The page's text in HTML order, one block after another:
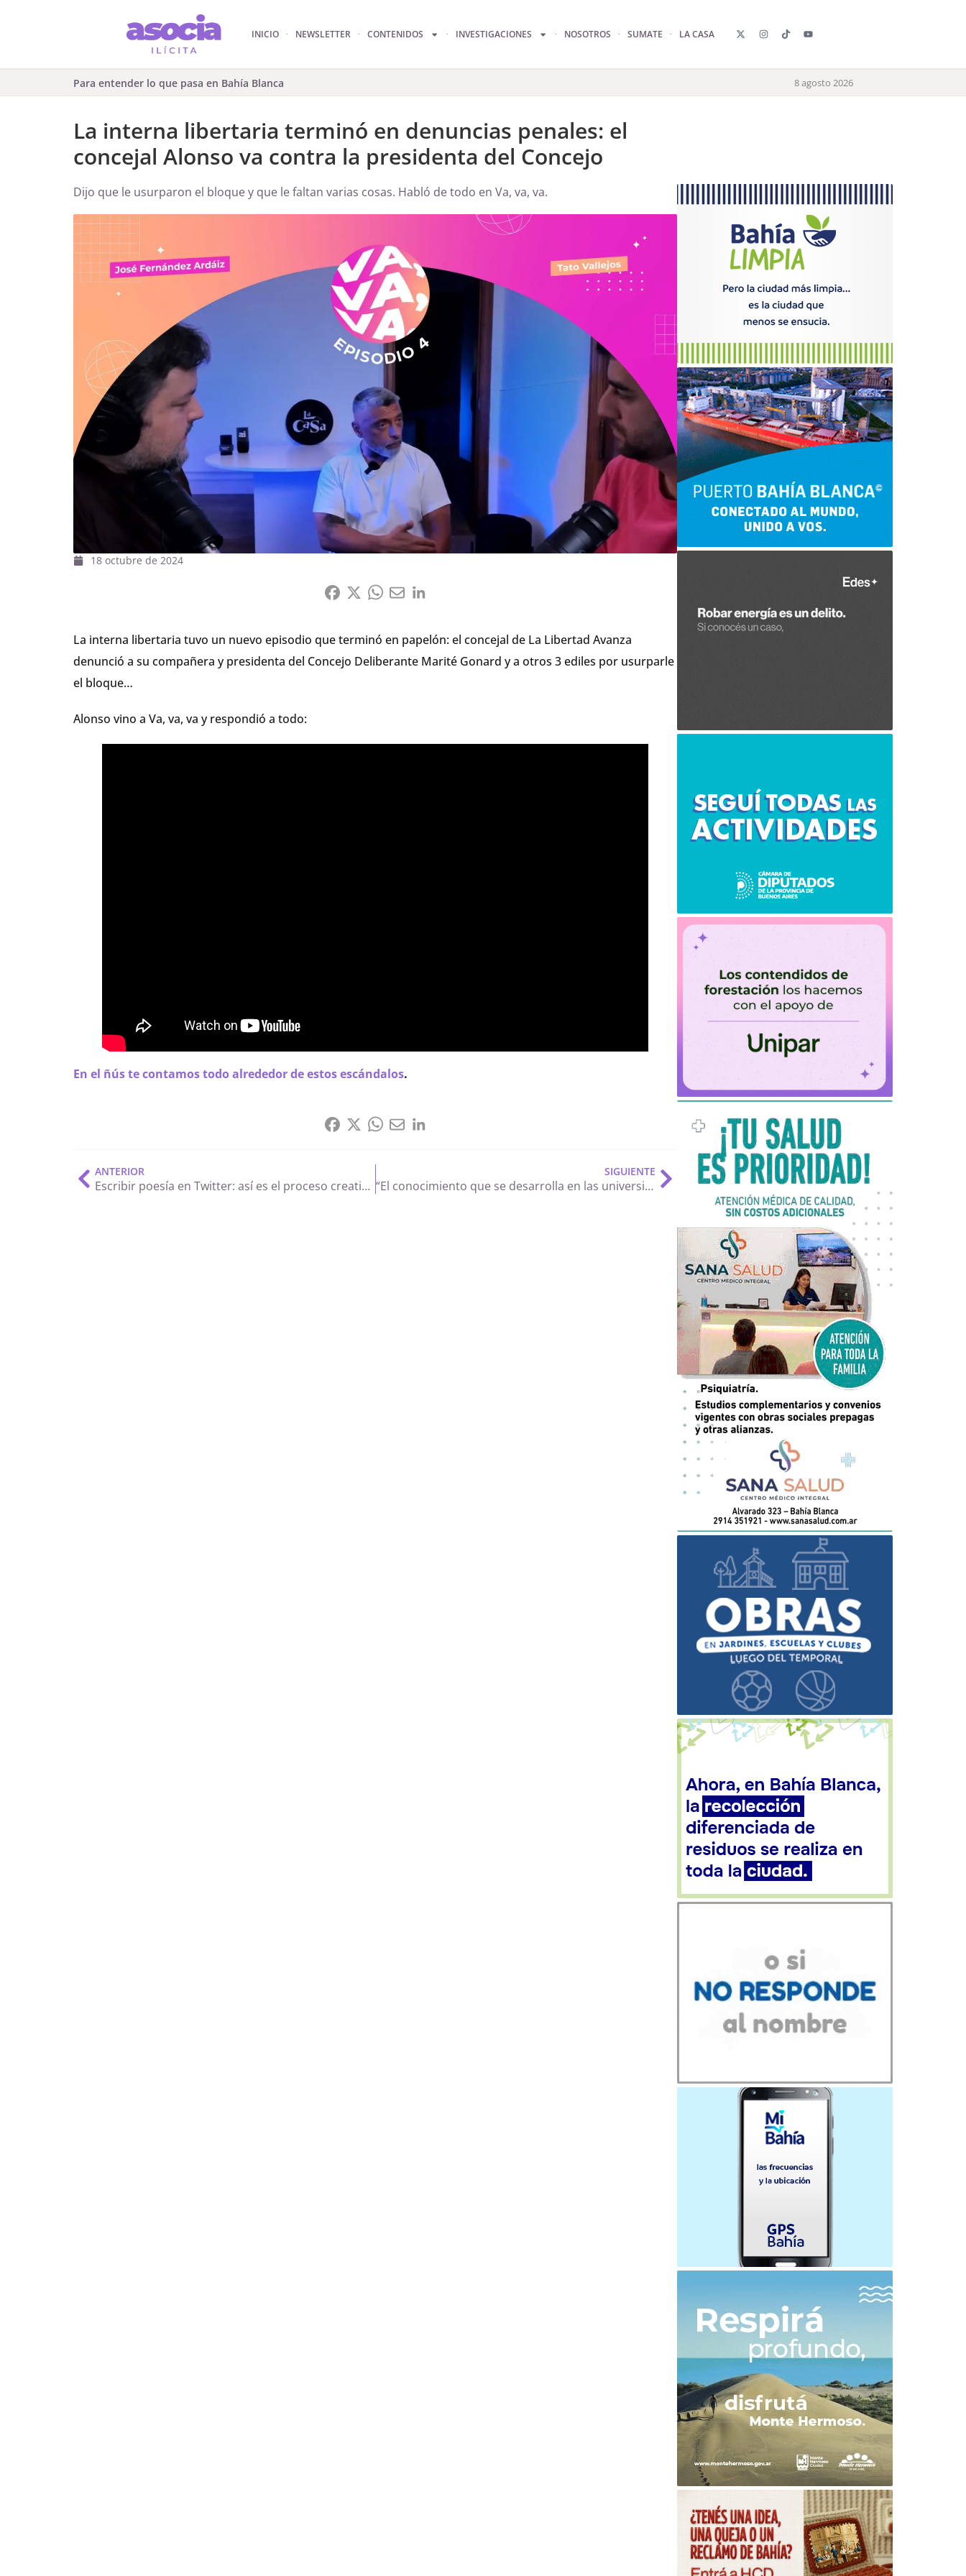
INICIO NEWSLETTER CONTENIDOS INVESTIGACIONES NOSOTROS SUMATE LA CASA
Para entender lo que pasa en Bahía Blanca 8 agosto 2026
La interna libertaria terminó en denuncias penales: el
concejal Alonso va contra la presidenta del Concejo
Dijo que le usurparon el bloque y que le faltan varias cosas. Habló de todo en Va, va, va.
18 octubre de 2024
La interna libertaria tuvo un nuevo episodio que terminó en papelón: el concejal de La Libertad Avanza
denunció a su compañera y presidenta del Concejo Deliberante Marité Gonard y a otros 3 ediles por usurparle
el bloque…
Alonso vino a Va, va, va y respondió a todo:
En el ñús te contamos todo alrededor de estos escándalos.
ANTERIOR
Escribir poesía en Twitter: así es el proceso creativo de Lourdes López
SIGUIENTE
“El conocimiento que se desarrolla en las universidades genera impacto en toda la sociedad”